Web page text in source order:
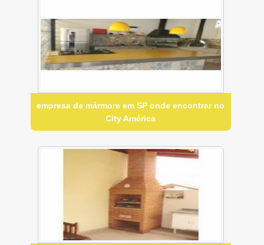
empresa de mármore em SP onde encontrar no
City América